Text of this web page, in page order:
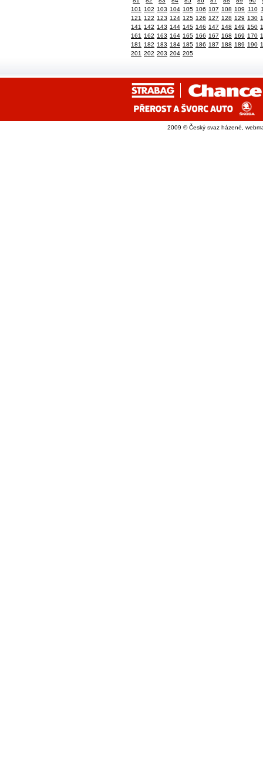
101 102 103 104 105 106 107 108 109 110
121 122 123 124 125 126 127 128 129 130
141 142 143 144 145 146 147 148 149 150
161 162 163 164 165 166 167 168 169 170
181 182 183 184 185 186 187 188 189 190
201 202 203 204 205
2009 © Český svaz házené,